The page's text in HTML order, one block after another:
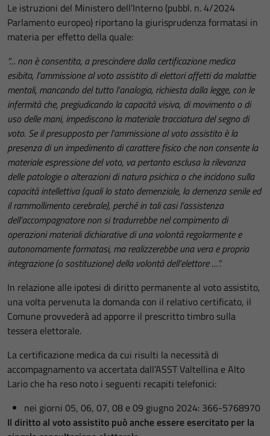
Le istruzioni del Ministero dell’Interno (pubbl. n. 4/2024
Parlamento europeo) riportano la giurisprudenza formatasi in
materia per effetto della quale:
“… non è consentita, a prescindere dalla certificazione medica
esibita, l’ammissione al voto assistito di elettori affetti da malattie
mentali, mancando del tutto l’analogia, richiesta dalla legge, con le
infermità che, pregiudicando la capacità visiva, di movimento o di
uso delle mani, impediscono la materiale tracciatura del segno di
voto. Se il presupposto per l’ammissione al voto assistito è la
presenza di un impedimento di carattere fisico che non consente la
materiale espressione del voto, va pertanto esclusa la rilevanza
delle patologie o alterazioni di natura psichica o che incidono sulla
capacità intellettiva (quali lo stato demenziale, la demenza senile ed
il rammollimento cerebrale), perché in tali casi l’assistenza
dell’accompagnatore non si tradurrebbe nel compimento di
operazioni materiali dichiarative di una volontà regolarmente e
autonomamente formatasi, ma realizzerebbe una vera e propria
integrazione (o sostituzione) della volontà dell’elettore …”.
In relazione alle ipotesi di diritto permanente al voto assistito,
una volta pervenuta la domanda con il relativo certificato, il
Comune provvederà ad apporre il prescritto timbro sulla
tessera elettorale.
La certificazione medica da cui risulti la necessità di
accompagnamento va accertata dall’ASST Valtellina e Alto
Lario che ha reso noto i seguenti recapiti telefonici:
nei giorni 05, 06, 07, 08 e 09 giugno 2024: 366-5768970
Il diritto al voto assistito può anche essere esercitato per la